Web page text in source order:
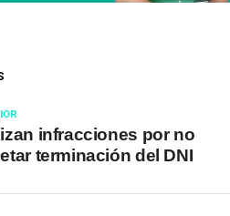
infracciones por no
terminación del DNI